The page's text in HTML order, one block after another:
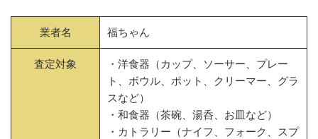
業者名 福ちゃん
査定対象
・洋食器（カップ、ソーサー、プレー
ト、ボウル、ポット、クリーマー、グラ
スなど）
・和食器（茶碗、湯呑、お皿など）
・カトラリー（ナイフ、フォーク、スプ